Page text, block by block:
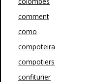
comment
como
compoteira
compotiers
confiturier